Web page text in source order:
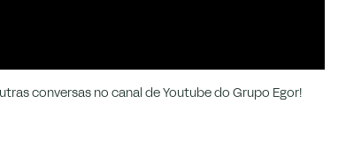
conversas no canal de Youtube do Grupo Egor!